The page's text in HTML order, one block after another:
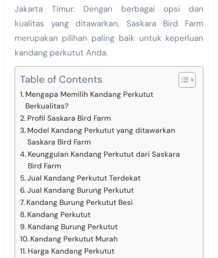
Jakarta Timur. Dengan berbagai opsi dan
kualitas yang ditawarkan, Saskara Bird Farm
merupakan pilihan paling baik untuk keperluan
kandang perkutut Anda.
Table of Contents
Mengapa Memilih Kandang Perkutut
Berkualitas?
Profil Saskara Bird Farm
Model Kandang Perkutut yang ditawarkan
Saskara Bird Farm
Keunggulan Kandang Perkutut dari Saskara
Bird Farm
Jual Kandang Perkutut Terdekat
Jual Kandang Burung Perkutut
Kandang Burung Perkutut Besi
Kandang Perkutut
Kandang Burung Perkutut
Kandang Perkutut Murah
Harga Kandang Perkutut